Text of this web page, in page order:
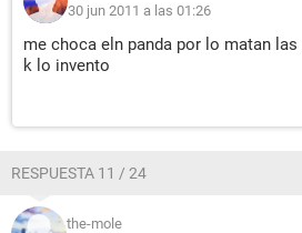
30 jun 2011 a las 01:26
me choca eln panda por lo matan
k lo invento
RESPUESTA 11 / 24
the-mole